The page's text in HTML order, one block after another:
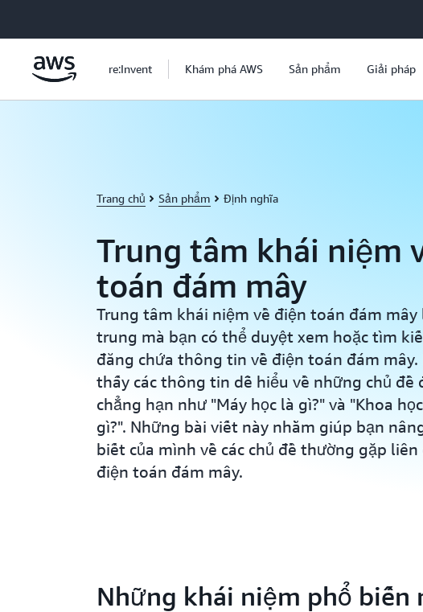
re:Invent Khám phá AWS Sản phẩm Giải pháp
Trang chủ Sản phẩm Định nghĩa
Trung tâm khái niệm
toán đám mây
Trung tâm khái niệm về điện toán đám mây
trung mà bạn có thể duyệt xem hoặc tìm
đăng chứa thông tin về điện toán đám mây.
thấy các thông tin dễ hiểu về những chủ đề
chẳng hạn như "Máy học là gì?" và "Khoa
gì?". Những bài viết này nhằm giúp bạn
biết của mình về các chủ đề thường gặp liên
điện toán đám mây.
Những khái niệm phổ biến